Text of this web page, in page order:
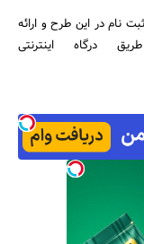
نام در این طرح و ارائه
درگاه اینترنتی